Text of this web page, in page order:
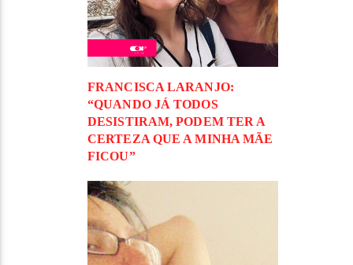
FRANCISCA LARANJO:
“QUANDO JÁ TODOS
DESISTIRAM, PODEM TER A
CERTEZA QUE A MINHA MÃE
FICOU”